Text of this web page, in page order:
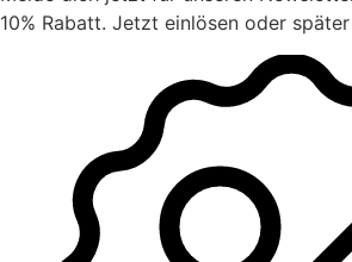
10% Rabatt. Jetzt einlösen oder